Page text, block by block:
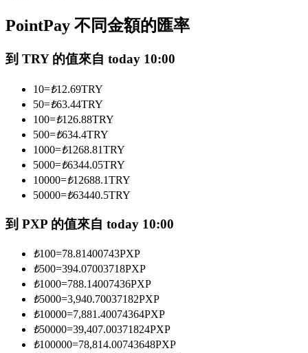
成為跟單交易員
坐享盈利分成和跟單分傭
合約資訊
包含交易情況等的大數據分析
PointPay 不同金額的匯率
到 TRY 的值來自 today 10:00
10=₺12.69TRY
50=₺63.44TRY
100=₺126.88TRY
500=₺634.4TRY
1000=₺1268.81TRY
5000=₺6344.05TRY
10000=₺12688.1TRY
50000=₺63440.5TRY
到 PXP 的值來自 today 10:00
₺100=78.81400743PXP
₺500=394.07003718PXP
₺1000=788.14007436PXP
₺5000=3,940.70037182PXP
₺10000=7,881.40074364PXP
₺50000=39,407.00371824PXP
₺100000=78,814.00743648PXP